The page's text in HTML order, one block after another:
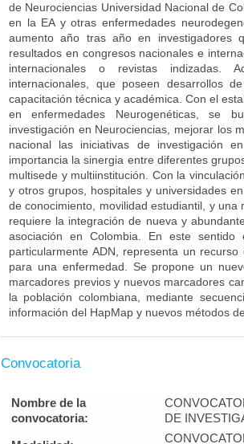
de Neurociencias Universidad Nacional de
en la EA y otras enfermedades
aumento año tras año en investigadores
resultados en congresos nacionales e
internacionales o revistas indizadas.
internacionales, que poseen desarrollos
capacitación técnica y académica. Con el
en enfermedades Neurogenéticas, se
investigación en Neurociencias, mejorar los
nacional las iniciativas de investigación
importancia la sinergia entre diferentes
multisede y multiinstitución. Con la
y otros grupos, hospitales y universidades
de conocimiento, movilidad estudiantil, y
requiere la integración de nueva y
asociación en Colombia. En este sentido
particularmente ADN, representa un
para una enfermedad. Se propone un
marcadores previos y nuevos marcadores
la población colombiana, mediante
información del HapMap y nuevos métodos
Convocatoria
Nombre de la
convocatoria:
DE